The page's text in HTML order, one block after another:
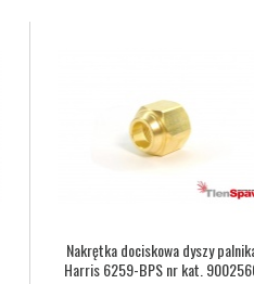
6290 2NX
Dysza do palnika
50-75mm nr kat.